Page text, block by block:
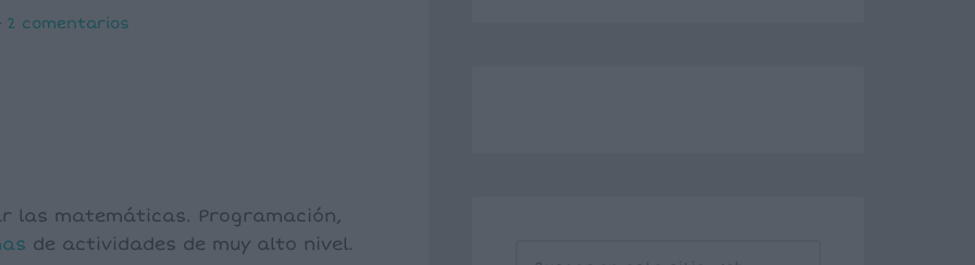
2 comentarios
matemáticas. Programación,
de actividades de muy alto nivel.